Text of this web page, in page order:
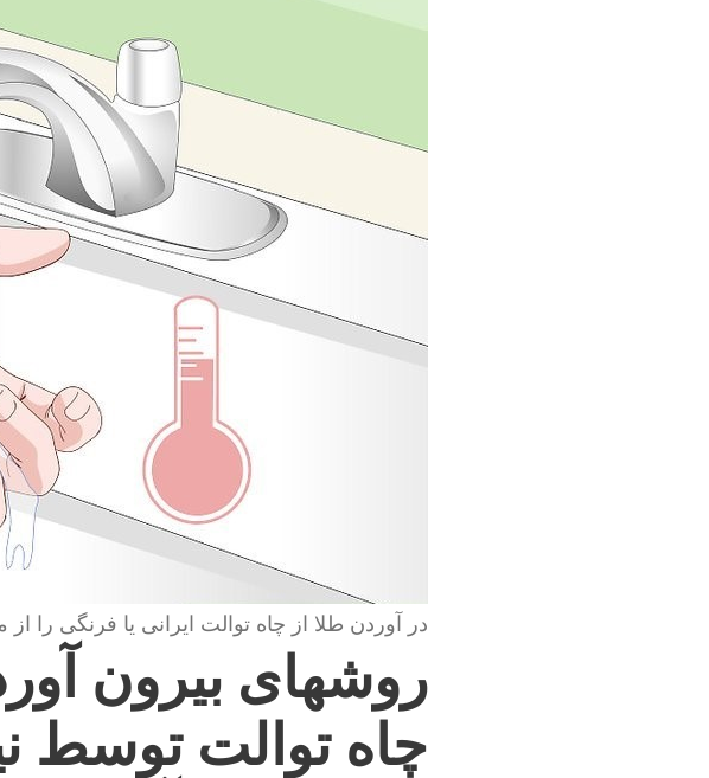
در آوردن طلا از چاه توالت ایرانی یا فرنگی را
روشهای بیرون
چاه توالت توسط